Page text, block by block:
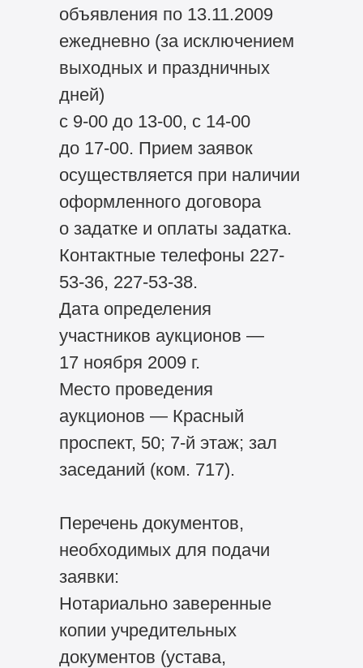
объявления по 13.11.2009
ежедневно (за исключением
выходных и праздничных
дней)
с 9-00 до 13-00, с 14-00
до 17-00. Прием заявок
осуществляется при наличии
оформленного договора
о задатке и оплаты задатка.
Контактные телефоны 227-
53-36, 227-53-38.
Дата определения
участников аукционов —
17 ноября 2009 г.
Место проведения
аукционов — Красный
проспект, 50; 7-й этаж; зал
заседаний (ком. 717).
Перечень документов,
необходимых для подачи
заявки:
Нотариально заверенные
копии учредительных
документов (устава,